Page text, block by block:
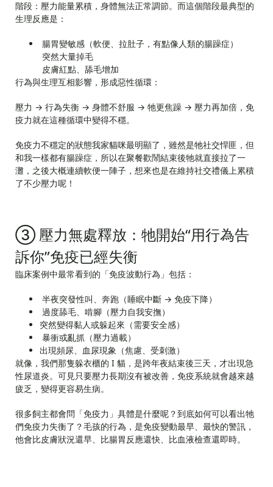
階段：壓力能量累積，身體無法正常調節。而這個階段最典型的
生理反應是：
腸胃變敏感（軟便、拉肚子，有點像人類的腸躁症）
突然大量掉毛
皮膚紅點、舔毛增加
行為與生理互相影響，形成惡性循環：
壓力 → 行為失衡 → 身體不舒服 → 牠更焦躁 → 壓力再加倍，免
疫力就在這種循環中變得不穩。
免疫力不穩定的狀態我家貓咪最明顯了，雖然是牠社交悍匪，但
和我一樣都有腸躁症，所以在聚餐歡鬧結束後牠就直接拉了一
灘，之後大概連續軟便一陣子，想來也是在維持社交禮儀上累積
了不少壓力呢！
③ 壓力無處釋放：牠開始“用行為告
訴你”免疫已經失衡
臨床案例中最常看到的「免疫波動行為」包括：
半夜突發性叫、奔跑（睡眠中斷 → 免疫下降）
過度舔毛、啃腳（壓力自我安撫）
突然變得黏人或躲起來（需要安全感）
暴衝或亂抓（壓力過載）
出現頻尿、血尿現象（焦慮、受刺激）
就像，我們那隻躲衣櫃的 I 貓，是跨年夜結束後三天，才出現急
性尿道炎。可見只要壓力長期沒有被改善，免疫系統就會越來越
疲乏，變得更容易生病。
很多飼主都會問「免疫力」具體是什麼呢？到底如何可以看出牠
們免疫力失衡了？毛孩的行為，是免疫變動最早、最快的警訊，
他會比皮膚狀況還早、比腸胃反應還快、比血液檢查還即時。